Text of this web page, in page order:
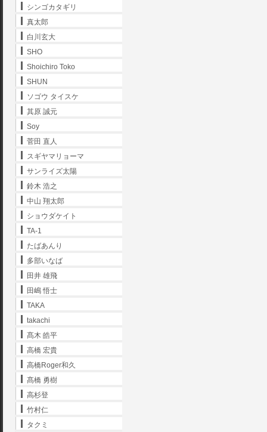
シンゴカタギリ
真太郎
白川玄大
SHO
Shoichiro Toko
SHUN
ソゴウ タイスケ
其原 誠元
Soy
菅田 直人
スギヤマリョーマ
サンライズ太陽
鈴木 浩之
中山 翔太郎
ショウダケイト
TA-1
たばあんり
多部いなば
田井 雄飛
田嶋 悟士
TAKA
takachi
髙木 皓平
高橋 宏貴
高橋Roger和久
髙橋 勇樹
高杉登
竹村仁
タクミ